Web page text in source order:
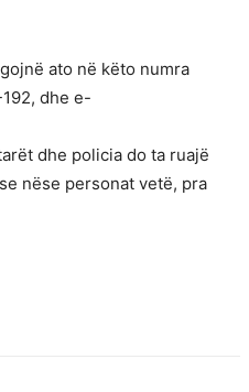
ato në këto numra
dhe e-
dhe policia do ta ruajë
nëse personat vetë, pra